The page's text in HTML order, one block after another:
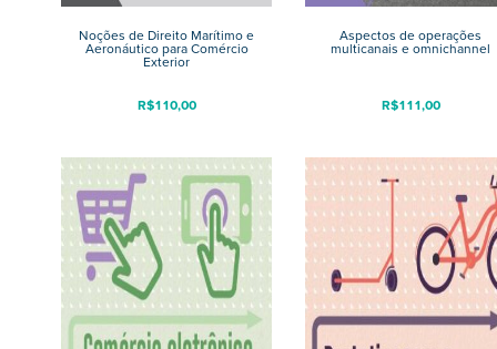
Aspectos de operações
multicanais e omnichannel
R$111,00
Noções de Direito Marítimo e
Aeronáutico para Comércio
Exterior
R$110,00